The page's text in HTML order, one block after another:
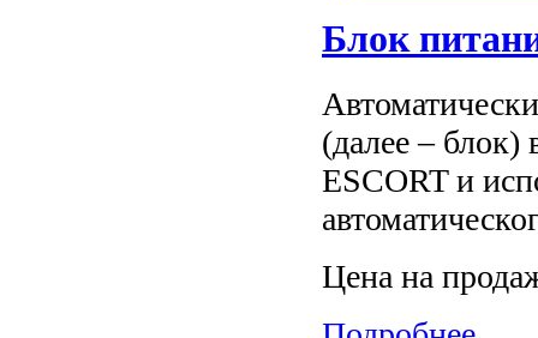
Блок
(далее – блок)
ESCORT и
Цена на